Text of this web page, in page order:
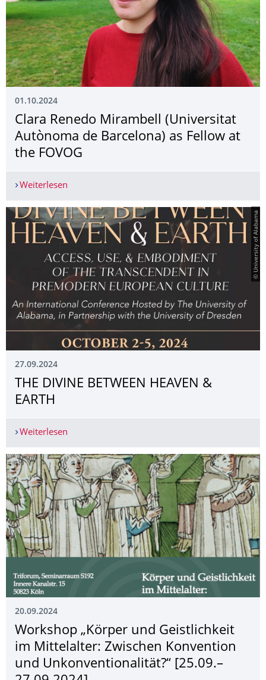
01.10.2024
Clara Renedo Mirambell (Universitat
Autònoma de Barcelona) as Fellow at
the FOVOG
Weiterlesen
© University of Alabama
27.09.2024
THE DIVINE BETWEEN HEAVEN &
EARTH
Weiterlesen
20.09.2024
Workshop „Körper und Geistlichkeit
im Mittelalter: Zwischen Konvention
und Unkonventionalität?“ [25.09.–